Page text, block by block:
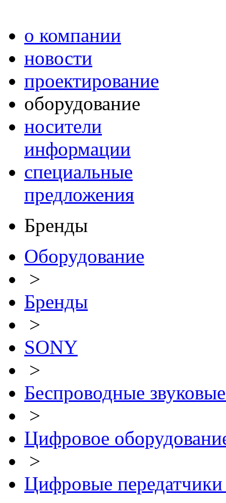
о компании
новости
проектирование
оборудование
носители
информации
специальные
предложения
Бренды
Оборудование
>
Бренды
>
SONY
>
Беспроводные
>
Цифровое
>
Цифровые